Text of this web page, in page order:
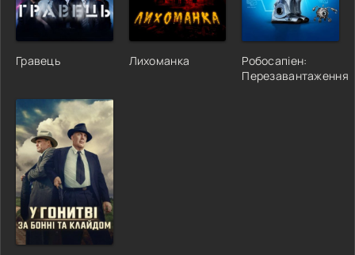
Гравець Лихоманка
Робосапіен:
Перезавантаження